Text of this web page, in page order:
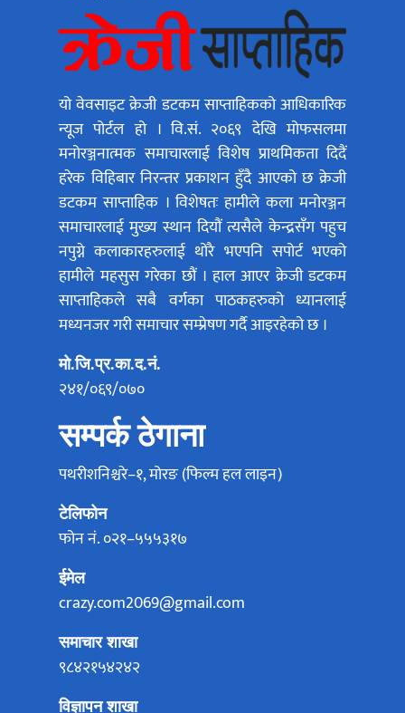
यो वेवसाइट क्रेजी डटकम साप्ताहिकको आधिकारिक
न्यूज पोर्टल हो । वि.सं. २०६९ देखि मोफसलमा
मनोरञ्जनात्मक समाचारलाई विशेष प्राथमिकता दिदैं
हरेक विहिबार निरन्तर प्रकाशन हुँदै आएको छ क्रेजी
डटकम साप्ताहिक । विशेषतः हामीले कला मनोरञ्जन
समाचारलाई मुख्य स्थान दियौं त्यसैले केन्द्रसँग पहुच
नपुग्ने कलाकारहरुलाई थोरै भएपनि सपोर्ट भएको
हामीले महसुस गरेका छौं । हाल आएर क्रेजी डटकम
साप्ताहिकले सबै वर्गका पाठकहरुको ध्यानलाई
मध्यनजर गरी समाचार सम्प्रेषण गर्दै आइरहेको छ ।
मो.जि.प्र.का.द.नं.
२४१/०६९/०७०
सम्पर्क ठेगाना
पथरीशनिश्चरे–१, मोरङ (फिल्म हल लाइन)
टेलिफोन
फोन नं. ०२१–५५५३१७
ईमेल
crazy.com2069@gmail.com
समाचार शाखा
९८४२१५४२४२
विज्ञापन शाखा